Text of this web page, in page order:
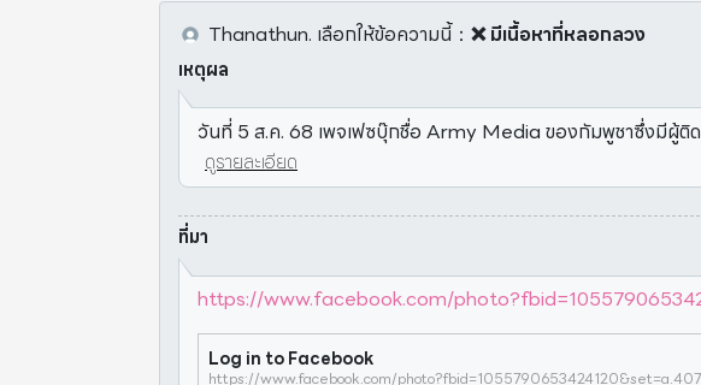
Thanathun. เลือกให้ข้อความนี้： ❌ มีเนื้อหาที่หลอกลวง
เหตุผล
วันที่ 5 ส.ค. 68 เพจเฟซบุ๊กชื่อ Army Media ของกัมพูชาซึ่งมีผู้ติ
ดูรายละเอียด
ที่มา
https://www.facebook.com/
Log in to Facebook